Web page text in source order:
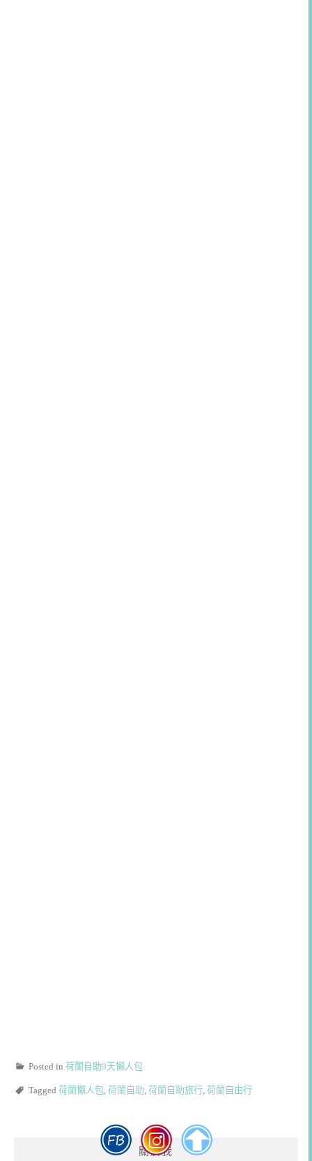
Posted in 荷蘭自助9天懶人包
Tagged 荷蘭懶人包 荷蘭自助 荷蘭自助旅行 荷蘭自由行
關於我